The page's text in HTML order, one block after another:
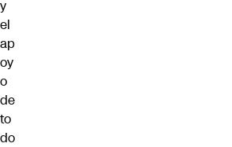
y
el
ap
oy
o
de
to
do